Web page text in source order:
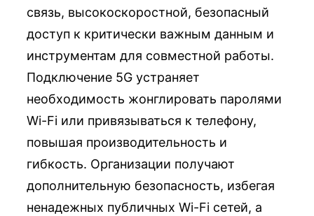
связь, высокоскоростной, безопасный
доступ к критически важным данным и
инструментам для совместной работы.
Подключение 5G устраняет
необходимость жонглировать паролями
Wi-Fi или привязываться к телефону,
повышая производительность и
гибкость. Организации получают
дополнительную безопасность, избегая
ненадежных публичных Wi-Fi сетей, а